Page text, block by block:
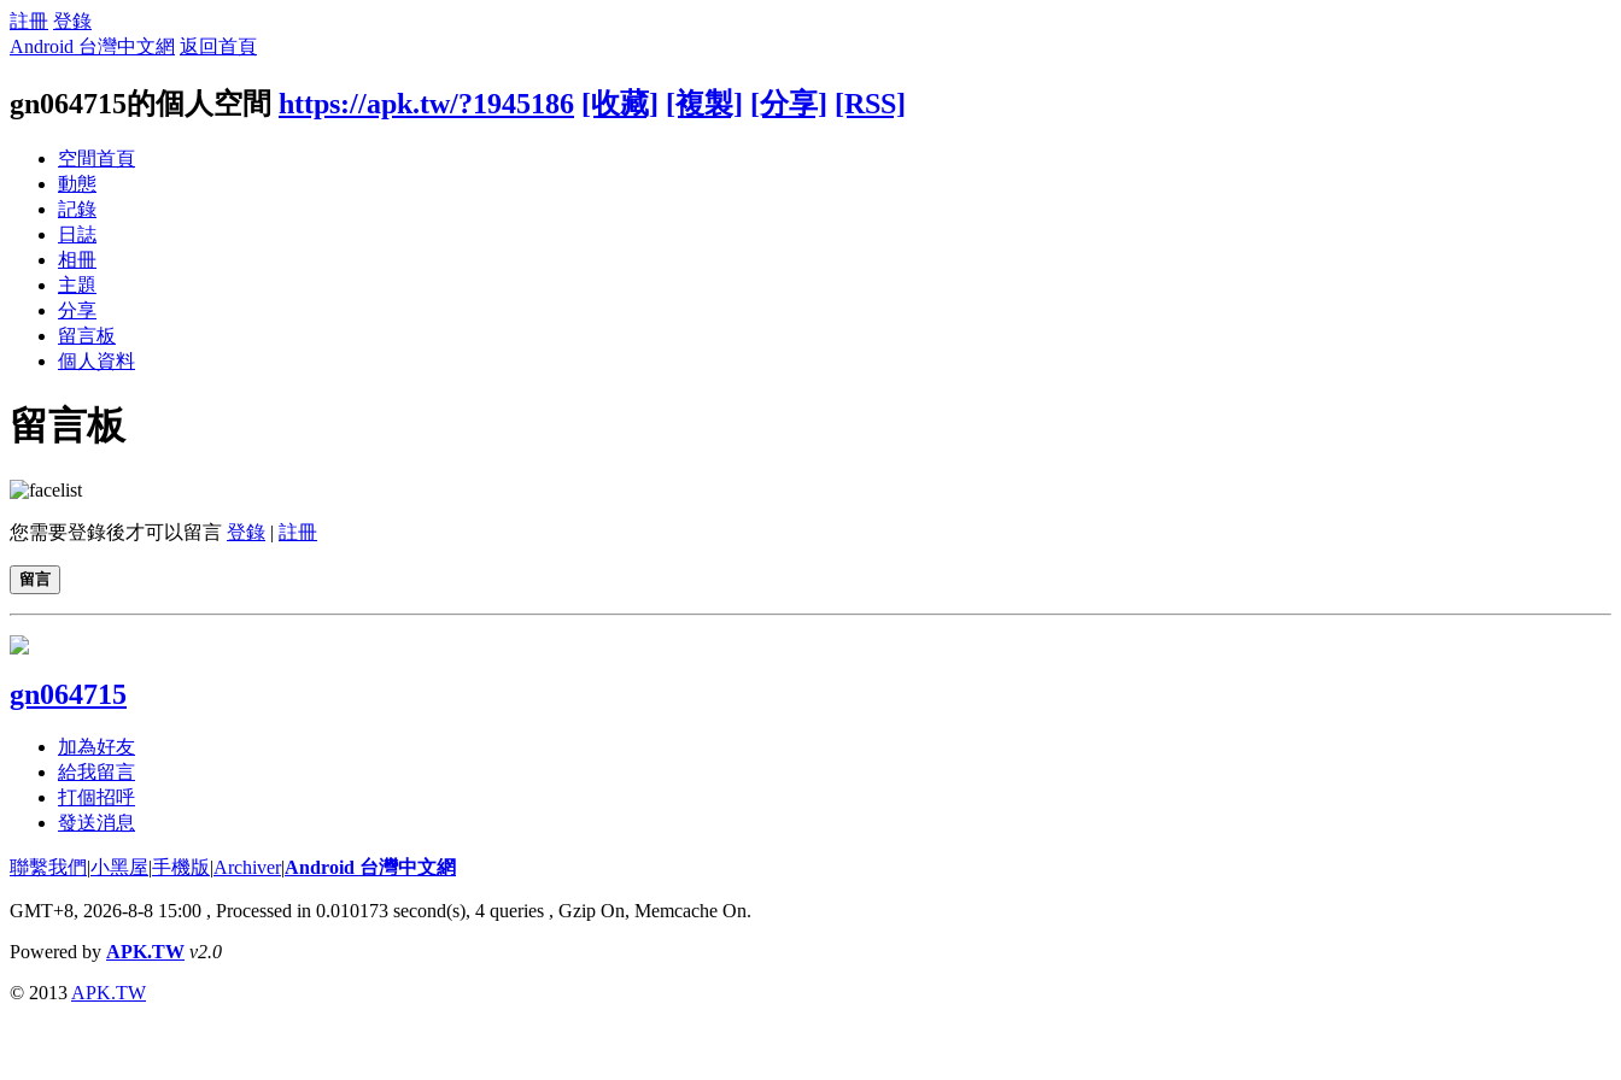
註冊 登錄
Android 台灣中文網 返回首頁
gn064715的個人空間 https://apk.tw/?1945186 [收藏] [複製] [分享] [RSS]
空間首頁
動態
記錄
日誌
相冊
主題
分享
留言板
個人資料
留言板
您需要登錄後才可以留言 登錄 | 註冊
留言
gn064715
加為好友
給我留言
打個招呼
發送消息
聯繫我們|小黑屋|手機版|Archiver|Android 台灣中文網
GMT+8, 2026-8-8 15:00 , Processed in 0.010173 second(s), 4 queries , Gzip On, Memcache On.
Powered by APK.TW v2.0
© 2013 APK.TW